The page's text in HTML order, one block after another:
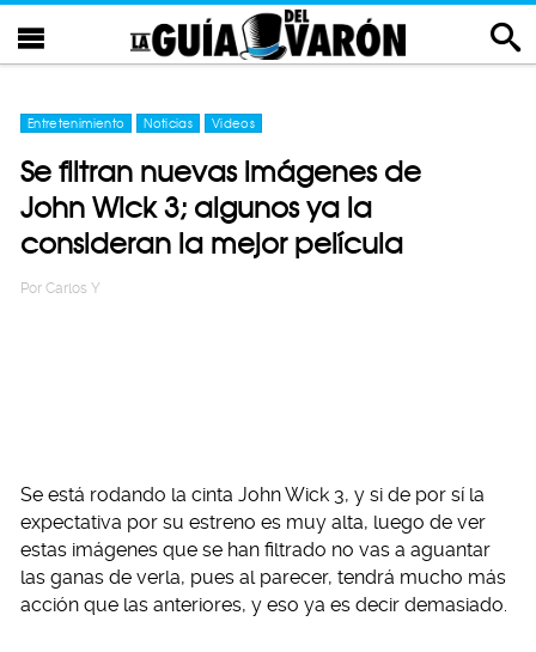
Entretenimiento Noticias Videos
Se filtran nuevas imágenes de
John Wick 3; algunos ya la
consideran la mejor película
Por Carlos Y
Se está rodando la cinta John Wick 3, y si de por sí la
expectativa por su estreno es muy alta, luego de ver
estas imágenes que se han filtrado no vas a aguantar
las ganas de verla, pues al parecer, tendrá mucho más
acción que las anteriores, y eso ya es decir demasiado.